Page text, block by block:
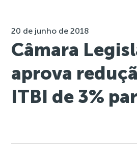
20 de junho de 2018
Câmara
aprova
ITBI de 3%